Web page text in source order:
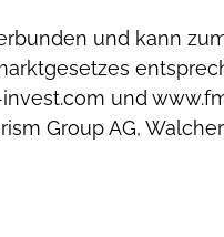
und kann
und
Group AG,